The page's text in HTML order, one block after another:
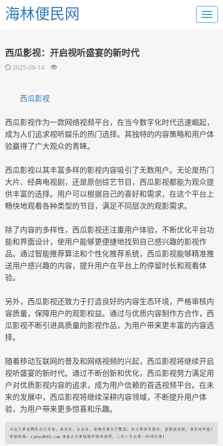
海林便民网
西瓜影视：开启视听盛宴的新时代
2025-09-14
西瓜影视
西瓜影视作为一款网络视频平台，在当今数字化时代迅速崛起，
成为人们追求视听娱乐的热门选择。其独特的内容策略和用户体
验赢得了广大观众的青睐。
西瓜影视以其丰富多样的影视内容吸引了无数用户。无论是热门
大片、经典电视剧，还是原创综艺节目，西瓜影视都能为观众提
供丰富的选择。用户可以根据自己的喜好和需求，在这个平台上
畅快地观看各种类型的节目，满足不同层次的观影需求。
除了内容的多样性，西瓜影视还注重用户体验，不断优化平台功
能和界面设计，使用户能够更便捷地找到自己感兴趣的影视作
品。通过智能推荐算法和个性化推荐系统，西瓜影视能够精准推
送用户感兴趣的内容，提升用户在平台上的停留时长和观看体
验。
另外，西瓜影视还致力于打造良好的内容生态环境，严格审核内
容质量，保障用户的观影权益。通过与优质内容制作方合作，西
瓜影视不断引进高质量的影视作品，为用户带来更丰富的内容选
择。
随着移动互联网的普及和网络视频的兴起，西瓜影视将继续开启
视听盛宴的新时代。通过不断创新和优化，西瓜影视努力满足用
户对优质影视内容的追求，成为用户信赖的首选视频平台。在未
来的发展中，西瓜影视将继续深耕内容领域，不断提升用户体
验，为用户带来更多惊喜和乐趣。